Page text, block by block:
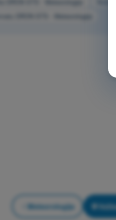
DRON STS - Meteorologija
Meteorologija